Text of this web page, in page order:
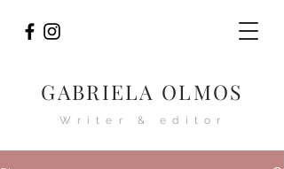
GABRIELA OLMOS
Writer & editor